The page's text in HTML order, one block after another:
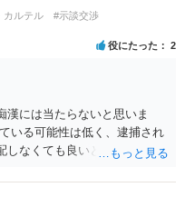
カルテル
#示談交渉
役にたった 2
漢には当たらないと思いま
いる可能性は低く、逮捕され
しなくても良いと思います。